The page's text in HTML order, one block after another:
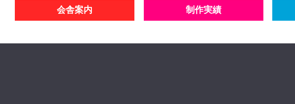
会舎案内 制作実績